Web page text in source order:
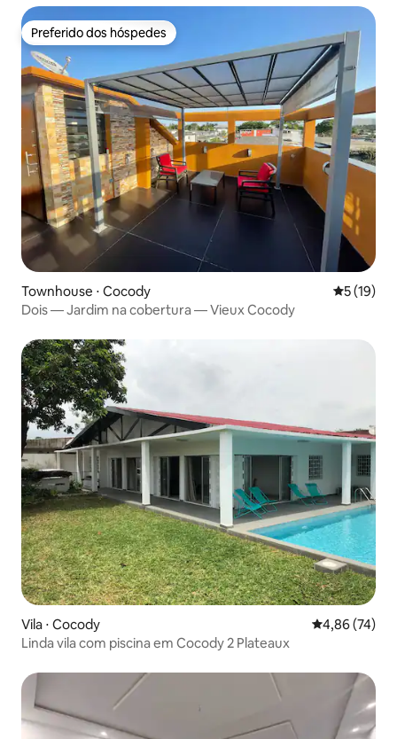
Preferido dos hóspedes
Preferido dos hóspedes
Townhouse ⋅ Cocody 5 de uma
5 (19)
Dois — Jardim na cobertura — Vieux Cocody
Vila ⋅ Cocody 4,86 de uma
4,86 (74)
Linda vila com piscina em Cocody 2 Plateaux